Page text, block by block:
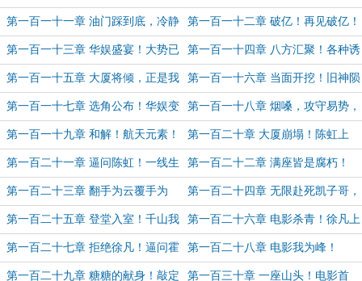
电影！（求月票求订阅！） 骜！许情失态！（求订阅求月
票！））
第一百一十一章 油门踩到底，冷静
的沈逸达（求订阅求月票！））
第一百一十二章 破亿！再见破亿！
华娱爆了！（求订阅！求月票！））
第一百一十三章 华娱盛宴！大势已
去！
第一百一十四章 八方汇聚！各种诱
惑！优先挑选！
第一百一十五章 大厦将倾，正是我
辈建功立业之时！
第一百一十六章 当面开挖！旧神陨
落！新神当立！
第一百一十七章 选角公布！华娱变
天！（一万三求月票！）
第一百一十八章 烟嗓，攻守易势，
糖糖出击！
第一百一十九章 和解！航天元素！
天崩地裂！整合产业链！
第一百二十章 大厦崩塌！陈虹上
门！
第一百二十一章 逼问陈虹！一线生
机！
第一百二十二章 满座皆是腐朽！
（求订阅！求追订）
第一百二十三章 翻手为云覆手为
雨！
第一百二十四章 无限赴死凯子哥，
电影开机
第一百二十五章 登堂入室！千山我
独行！
第一百二十六章 电影杀青！徐凡上
门！
第一百二十七章 拒绝徐凡！逼问霍
斯燕！
第一百二十八章 电影我为峰！
第一百二十九章 糖糖的献身！敲定 第一百三十章 一座山头！电影首